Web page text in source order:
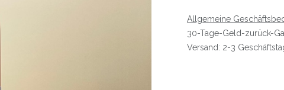
Allgemeine
30-Tage-Geld-zurück-
Versand: 2-3